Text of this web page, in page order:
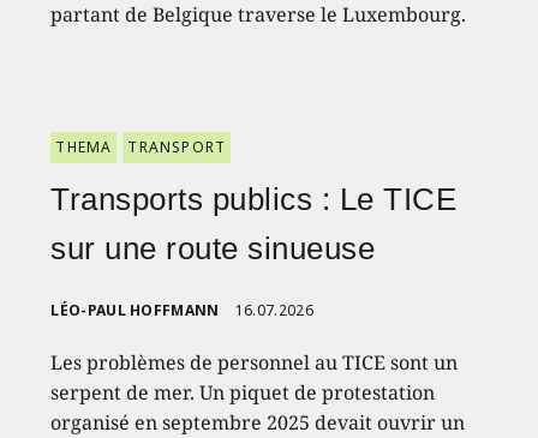
partant de Belgique traverse le Luxembourg.
THEMA TRANSPORT
Transports publics : Le TICE
sur une route sinueuse
LÉO-PAUL HOFFMANN 16.07.2026
Les problèmes de personnel au TICE sont un
serpent de mer. Un piquet de protestation
organisé en septembre 2025 devait ouvrir un